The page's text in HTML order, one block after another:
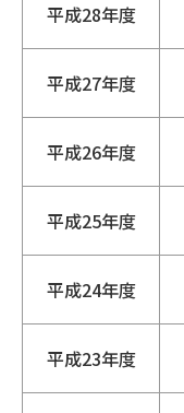
平成28年度
平成27年度
平成26年度
平成25年度
平成24年度
平成23年度